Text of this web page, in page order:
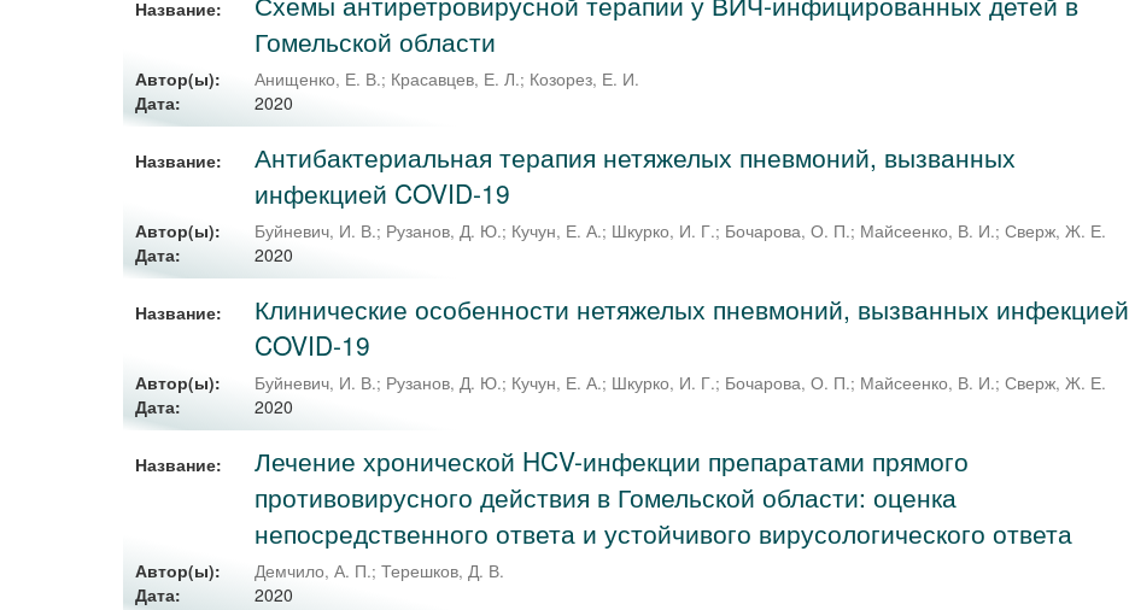
Название:
Гомельской области
Автор(ы): Анищенко, Е. В.; Красавцев, Е. Л.; Козорез, Е. И.
Дата:
2020
Название:
Антибактериальная терапия нетяжелых пневмоний, вызванных
инфекцией COVID-19
Автор(ы): Буйневич, И. В.; Рузанов, Д. Ю.; Кучун, Е. А.; Шкурко, И. Г.; Бочарова, О. П.; Майсеенко, В. И.;Сверж, Ж. Е.
Дата:
2020
Название:
Клинические особенности нетяжелых пневмоний, вызванных инфекцией
COVID-19
Автор(ы): Буйневич, И. В.; Рузанов, Д. Ю.; Кучун, Е. А.; Шкурко, И. Г.; Бочарова, О. П.; Майсеенко, В. И.;Сверж, Ж. Е.
Дата:
2020
Название:
Лечение хронической HCV-инфекции препаратами прямого
противовирусного действия в Гомельской области: оценка
непосредственного ответа и устойчивого вирусологического ответа
Автор(ы): Демчило, А. П.;Терешков, Д. В.
Дата:
2020